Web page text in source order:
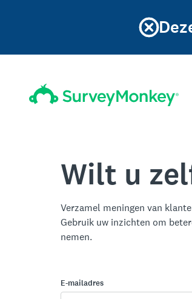
Wilt u
Verzamel meningen van
Gebruik uw inzichten om
nemen.
E-mailadres